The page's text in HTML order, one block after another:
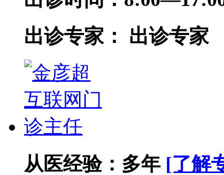
出诊专家：
出诊专家
从医经验： 多年 [了解